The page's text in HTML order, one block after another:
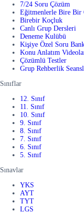
7/24 Soru Çözüm
Eğitmenlerle Bire Bir
Birebir Koçluk
Canlı Grup Dersleri
Deneme Kulübü
Kişiye Özel Soru
Konu Anlatım
Çözümlü Testler
Grup Rehberlik
Sınıflar
12. Sınıf
11. Sınıf
10. Sınıf
9. Sınıf
8. Sınıf
7. Sınıf
6. Sınıf
5. Sınıf
Sınavlar
YKS
AYT
TYT
LGS